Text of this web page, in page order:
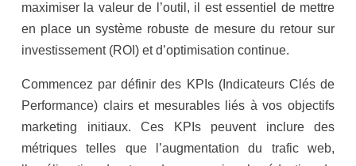
maximiser la valeur de l’outil, il est essentiel de mettre
en place un système robuste de mesure du retour sur
investissement (ROI) et d’optimisation continue.
Commencez par définir des KPIs (Indicateurs Clés de
Performance) clairs et mesurables liés à vos objectifs
marketing initiaux. Ces KPIs peuvent inclure des
métriques telles que l’augmentation du trafic web,